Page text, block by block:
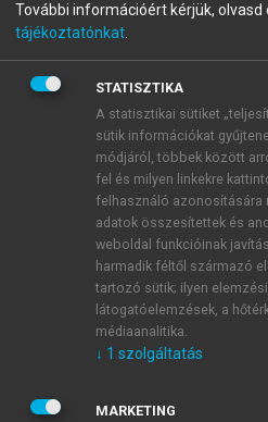
A regisztráció után a
BELÉPÉS SAJÁT
ÚJ FIÓK
1 óra díjmentes hozzáférés
E-MAIL-CÍM
JELSZÓ
További információért kérjük, olvasd
tájékoztatónkat
STATISZTIKA
A statisztikai sütiket
sütik információkat
módjáról, többek között
fel és milyen linkekre
felhasználó azonosítására
adatok összesítettek és
weboldal funkcióinak
harmadik féltől származó
tartozó sütik; ilyen
látogatóelemzések, a
médiaanalitika.
↓ 1 szolgáltatás
MARKETING